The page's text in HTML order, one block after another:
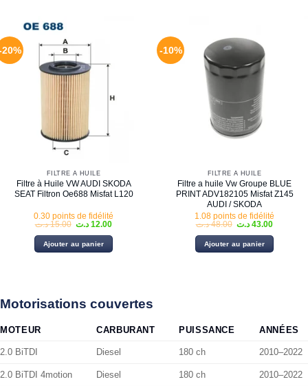
FILTRE À HUILE
Filtre à Huile VW AUDI SKODA
SEAT Filtron Oe688 Misfat L120
0.30 points de fidélité
15.00 د.ت
Le
initial
était :
12.00 د.ت
Le
actuel
est :
Ajouter au panier
-10%
FILTRE À HUILE
Filtre a huile Vw Groupe BLUE
PRINT ADV182105 Misfat Z145
AUDI / SKODA
1.08 points de fidélité
48.00 د.ت
Le
initial
était :
43.00 د.ت
Le
actuel
est :
Ajouter au panier
Motorisations couvertes
MOTEUR CARBURANT PUISSANCE ANNÉES
2.0 BiTDI Diesel 180 ch 2010–2022
2.0 BiTDI 4motion Diesel 180 ch 2010–2022